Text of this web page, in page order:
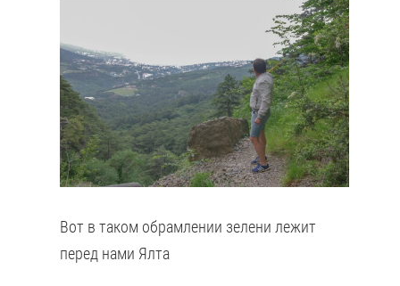
Вот в таком обрамлении зелени лежит
перед нами Ялта